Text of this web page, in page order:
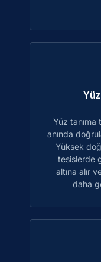
Yüz tanıma
anında
Yüksek
tesislerde
altına alır
daha